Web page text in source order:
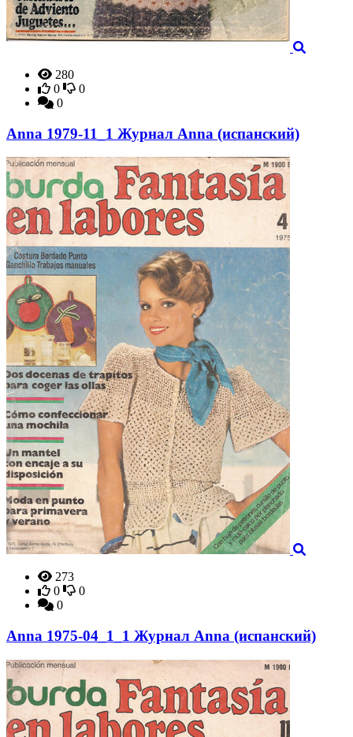
280
0
0
0
Anna 1979-11_1 Журнал Anna (испанский)
273
0
0
0
Anna 1975-04_1_1 Журнал Anna (испанский)